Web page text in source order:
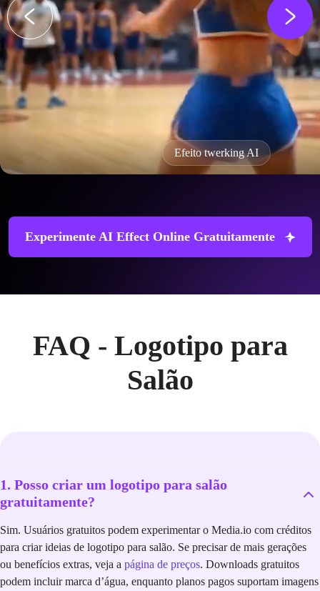
Efeito twerking AI
Experimente AI Effect Online Gratuitamente
FAQ - Logotipo para
Salão
1. Posso criar um logotipo para salão
gratuitamente?
Sim. Usuários gratuitos podem experimentar o Media.io com créditos
para criar ideias de logotipo para salão. Se precisar de mais gerações
ou benefícios extras, veja a página de preços. Downloads gratuitos
podem incluir marca d’água, enquanto planos pagos suportam imagens